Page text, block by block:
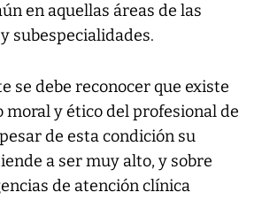
en aquellas áreas de las
subespecialidades.
se debe reconocer que existe
moral y ético del profesional de
de esta condición su
a ser muy alto, y sobre
de atención clínica